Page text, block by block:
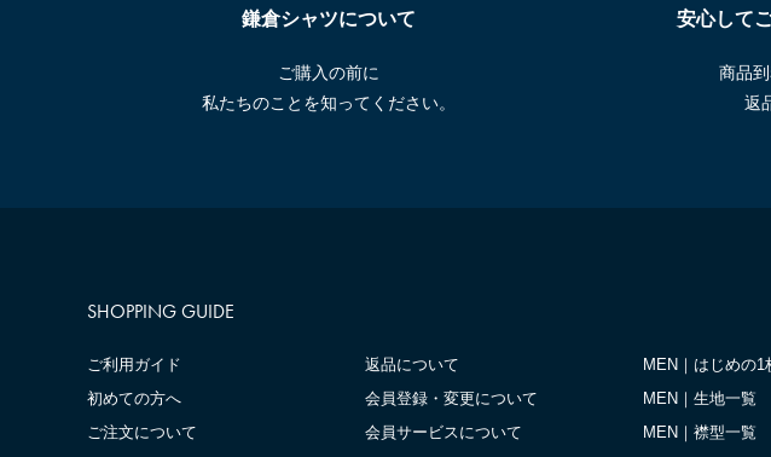
鎌倉シャツについて
ご購入の前に
私たちのことを知ってください。
安心して
商品
返
SHOPPING GUIDE
ご利用ガイド
初めての方へ
ご注文について
返品について
会員登録・変更について
会員サービスについて
MEN｜はじめの1
MEN｜生地一覧
MEN｜襟型一覧